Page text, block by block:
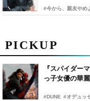
PICKUP
『スパイダー
っ子女優の華
#DUNE #オデュッ
#今から、親友やめ